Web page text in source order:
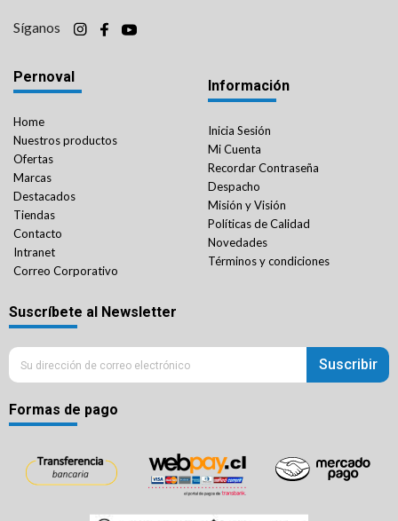
Síganos
Pernoval
Home
Nuestros productos
Ofertas
Marcas
Destacados
Tiendas
Contacto
Intranet
Correo Corporativo
Información
Inicia Sesión
Mi Cuenta
Recordar Contraseña
Despacho
Misión y Visión
Políticas de Calidad
Novedades
Términos y condiciones
Suscríbete al Newsletter
Suscribir
Formas de pago